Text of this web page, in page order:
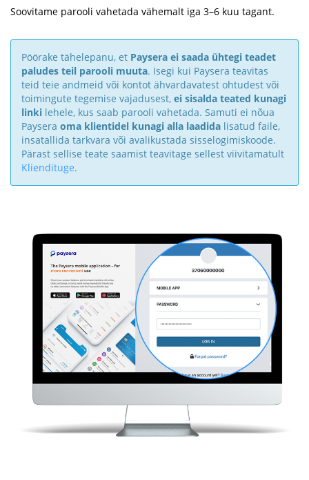
Soovitame parooli vahetada vähemalt iga 3–6 kuu tagant.
Pöörake tähelepanu, et Paysera ei saada ühtegi teadet
paludes teil parooli muuta. Isegi kui Paysera teavitas
teid teie andmeid või kontot ähvardavatest ohtudest või
toimingute tegemise vajadusest, ei sisalda teated kunagi
linki lehele, kus saab parooli vahetada. Samuti ei nõua
Paysera oma klientidel kunagi alla laadida lisatud faile,
insatallida tarkvara või avalikustada sisselogimiskoode.
Pärast sellise teate saamist teavitage sellest viivitamatult
Kliendituge.